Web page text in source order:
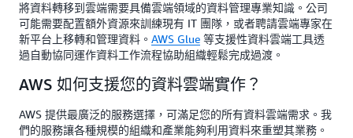
將資料轉移到雲端需要具備雲端領域的資料管理專業知識。公司
可能需要配置額外資源來訓練現有 IT 團隊，或者聘請雲端專家在
新平台上移轉和管理資料。 AWS Glue 等支援性資料雲端工具透
過自動協同運作資料工作流程協助組織輕鬆完成過渡。
AWS 如何支援您的資料雲端實作？
AWS 提供最廣泛的服務選擇，可滿足您的所有資料雲端需求。我
們的服務讓各種規模的組織和產業能夠利用資料來重塑其業務。